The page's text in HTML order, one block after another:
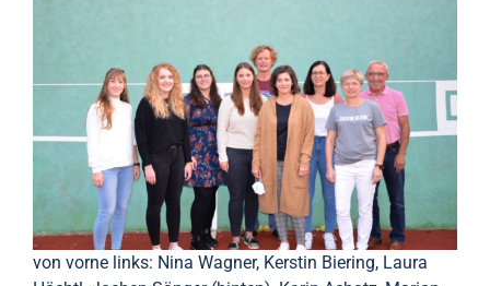
von vorne links: Nina Wagner, Kerstin Biering, Laura